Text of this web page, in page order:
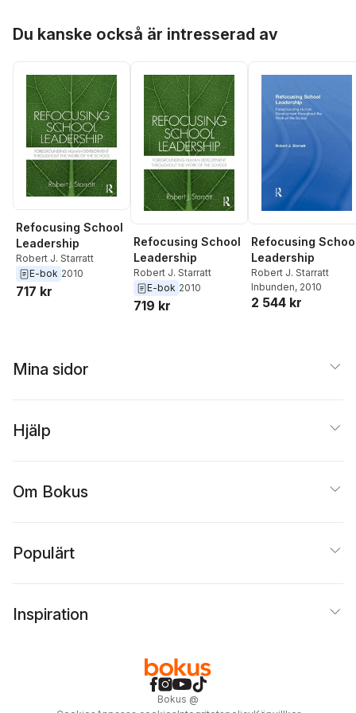
Du kanske också är intresserad av
Refocusing School
Leadership
Robert J. Starratt
E-bok 2010
717 kr
Refocusing School
Leadership
Robert J. Starratt
E-bok 2010
719 kr
Refocusing
Leadership
Robert J. Starratt
Inbunden, 2010
2 544 kr
Mina sidor
Hjälp
Om Bokus
Populärt
Inspiration
Bokus @